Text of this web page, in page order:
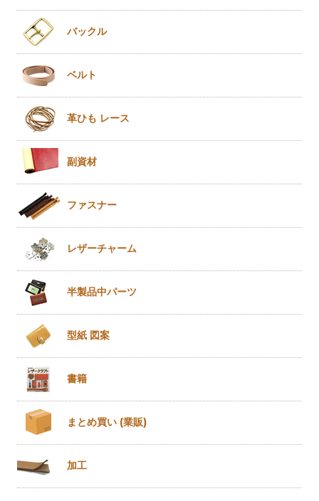
バックル
ベルト
革ひも レース
副資材
ファスナー
レザーチャーム
半製品中パーツ
型紙 図案
書籍
まとめ買い (業販)
加工